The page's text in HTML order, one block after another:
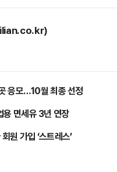
응모…10월 최종 선정
용 면세유 3년 연장
원 가입 ‘스트레스’